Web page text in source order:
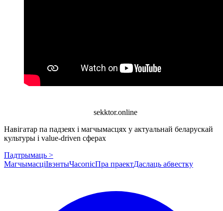
sekktor.online
Навігатар па падзеях і магчымасцях у актуальнай беларускай
культуры і value-driven сферах
Падтрымаць >
МагчымасціІвэнтыЧасопісПра праектДаслаць абвестку